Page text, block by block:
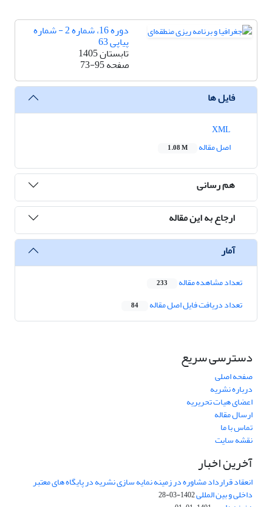
دوره 16، شماره 2 - شماره
پیاپی 63
تابستان 1405
صفحه73-95
فایل ها
اصل مقاله
1.08 M
هم رسانی
ارجاع به این مقاله
آمار
تعداد مشاهده مقاله 233
تعداد دریافت فایل اصل مقاله 84
دسترسی سریع
صفحه اصلی
درباره نشریه
اعضای هیات تحریریه
ارسال مقاله
تماس با ما
نقشه سایت
آخرین اخبار
انعقاد قرارداد مشاوره در زمینه نمایه سازی نشریه در پایگاه های معتبر
داخلی و بین المللی1402-03-28